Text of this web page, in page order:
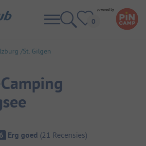
St. Gilgen
Erg goed (21 Recensies)